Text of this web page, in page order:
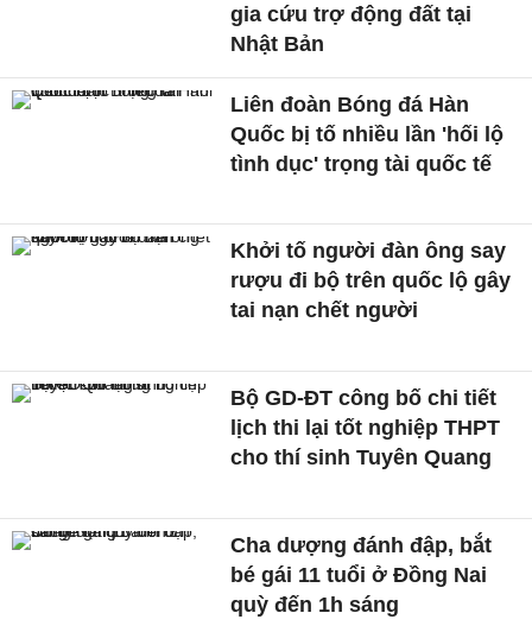
gia cứu trợ động đất tại
Nhật Bản
Liên đoàn Bóng đá Hàn
Quốc bị tố nhiều lần 'hối lộ
tình dục' trọng tài quốc tế
Khởi tố người đàn ông say
rượu đi bộ trên quốc lộ gây
tai nạn chết người
Bộ GD-ĐT công bố chi tiết
lịch thi lại tốt nghiệp THPT
cho thí sinh Tuyên Quang
Cha dượng đánh đập, bắt
bé gái 11 tuổi ở Đồng Nai
quỳ đến 1h sáng